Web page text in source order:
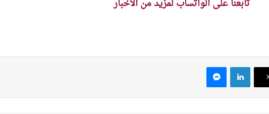
تابعنا على الواتساب لمزيد من الاخبار
لينكدإن ماسنجر